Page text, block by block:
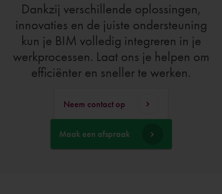
Dankzij verschillende oplossingen,
innovaties en de juiste ondersteuning
kun je BIM volledig integreren in je
werkprocessen. Laat ons je helpen om
efficiënter en sneller te werken.
Neem contact op
Maak een afspraak